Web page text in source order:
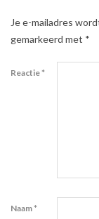
Je e-mailadres
gemarkeerd met *
Reactie*
Naam*